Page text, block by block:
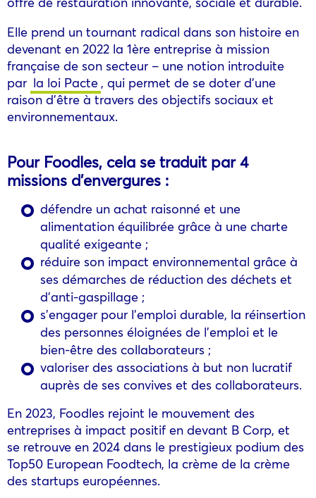
Elle prend un tournant radical dans son histoire en
devenant en 2022 la 1ère entreprise à mission
française de son secteur – une notion introduite
par la loi Pacte , qui permet de se doter d’une
raison d’être à travers des objectifs sociaux et
environnementaux.
Pour Foodles, cela se traduit par 4
missions d’envergures :
défendre un achat raisonné et une
alimentation équilibrée grâce à une charte
qualité exigeante ;
réduire son impact environnemental grâce à
ses démarches de réduction des déchets et
d’anti-gaspillage ;
s’engager pour l’emploi durable, la réinsertion
des personnes éloignées de l’emploi et le
bien-être des collaborateurs ;
valoriser des associations à but non lucratif
auprès de ses convives et des collaborateurs.
En 2023, Foodles rejoint le mouvement des
entreprises à impact positif en devant B Corp‍, et
se retrouve en 2024 dans le prestigieux podium des
Top50 European Foodtech, la crème de la crème
des startups européennes.